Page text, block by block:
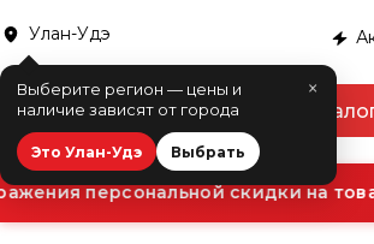
Улан-Удэ
×
Выберите регион — цены и
наличие зависят от города
Это Улан-Удэ Выбрать
персональной скидки на